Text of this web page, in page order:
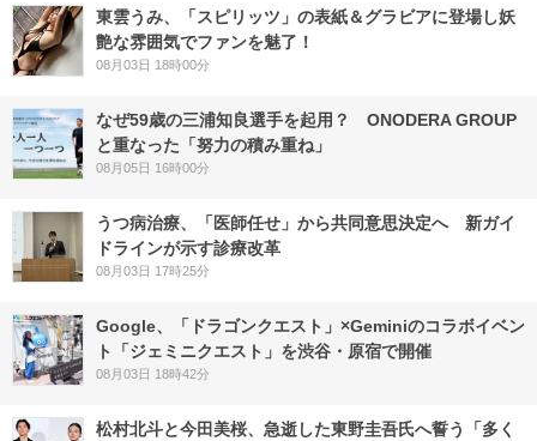
東雲うみ、「スピリッツ」の表紙＆グラビアに登場し妖
艶な雰囲気でファンを魅了！
08月03日 18時00分
なぜ59歳の三浦知良選手を起用？ ONODERA GROUP
と重なった「努力の積み重ね」
08月05日 16時00分
うつ病治療、「医師任せ」から共同意思決定へ 新ガイ
ドラインが示す診療改革
08月03日 17時25分
Google、「ドラゴンクエスト」×Geminiのコラボイベン
ト「ジェミニクエスト」を渋谷・原宿で開催
08月03日 18時42分
松村北斗と今田美桜、急逝した東野圭吾氏へ誓う「多く